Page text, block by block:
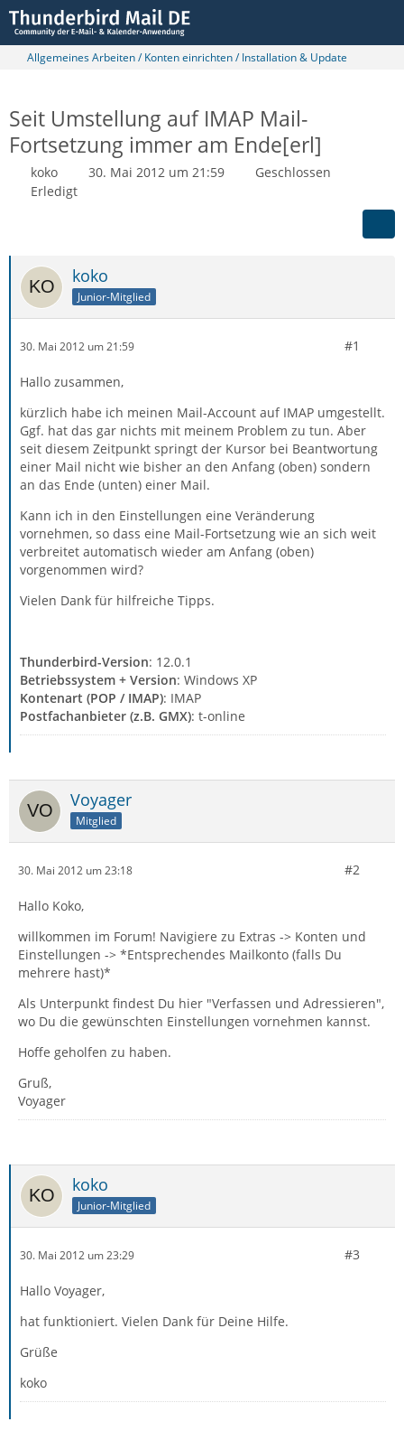
Allgemeines Arbeiten / Konten einrichten / Installation & Update
Seit Umstellung auf IMAP Mail-
Fortsetzung immer am Ende[erl]
koko 30. Mai 2012 um 21:59
Geschlossen
Erledigt
koko
Junior-Mitglied
30. Mai 2012 um 21:59 #1
Hallo zusammen,
kürzlich habe ich meinen Mail-Account auf IMAP umgestellt.
Ggf. hat das gar nichts mit meinem Problem zu tun. Aber
seit diesem Zeitpunkt springt der Kursor bei Beantwortung
einer Mail nicht wie bisher an den Anfang (oben) sondern
an das Ende (unten) einer Mail.
Kann ich in den Einstellungen eine Veränderung
vornehmen, so dass eine Mail-Fortsetzung wie an sich weit
verbreitet automatisch wieder am Anfang (oben)
vorgenommen wird?
Vielen Dank für hilfreiche Tipps.
Thunderbird-Version: 12.0.1
Betriebssystem + Version: Windows XP
Kontenart (POP / IMAP): IMAP
Postfachanbieter (z.B. GMX): t-online
Voyager
Mitglied
30. Mai 2012 um 23:18 #2
Hallo Koko,
willkommen im Forum! Navigiere zu Extras -> Konten und
Einstellungen -> *Entsprechendes Mailkonto (falls Du
mehrere hast)*
Als Unterpunkt findest Du hier "Verfassen und Adressieren",
wo Du die gewünschten Einstellungen vornehmen kannst.
Hoffe geholfen zu haben.
Gruß,
Voyager
koko
Junior-Mitglied
30. Mai 2012 um 23:29 #3
Hallo Voyager,
hat funktioniert. Vielen Dank für Deine Hilfe.
Grüße
koko